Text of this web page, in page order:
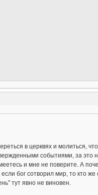
в церквях и молиться,
событиями, за это
и мне не поверите. А
бог сотворил мир, то кто же
тут явно не виновен.